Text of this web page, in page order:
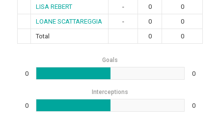
LISA REBERT
- 0
0
LOANE SCATTAREGGIA
- 0
0
Total
0 0
Goals
0 0
Interceptions
0 0